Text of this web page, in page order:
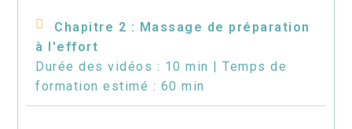
Chapitre 2 : Massage de préparation
à l'effort
Durée des vidéos : 10 min | Temps de
formation estimé : 60 min